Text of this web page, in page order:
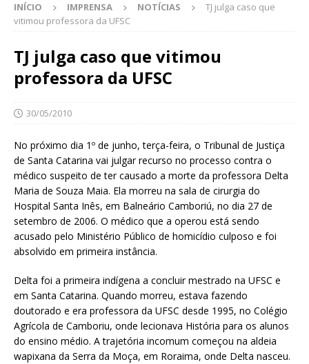
INÍCIO IMPRENSA NOTÍCIAS
TJ julga caso que
vitimou professora da UFSC
TJ julga caso que vitimou
professora da UFSC
30/05/2010
No próximo dia 1º de junho, terça-feira, o Tribunal de Justiça
de Santa Catarina vai julgar recurso no processo contra o
médico suspeito de ter causado a morte da professora Delta
Maria de Souza Maia. Ela morreu na sala de cirurgia do
Hospital Santa Inês, em Balneário Camboriú, no dia 27 de
setembro de 2006. O médico que a operou está sendo
acusado pelo Ministério Público de homicídio culposo e foi
absolvido em primeira instância.
Delta foi a primeira indígena a concluir mestrado na UFSC e
em Santa Catarina. Quando morreu, estava fazendo
doutorado e era professora da UFSC desde 1995, no Colégio
Agrícola de Camboriu, onde lecionava História para os alunos
do ensino médio. A trajetória incomum começou na aldeia
wapixana da Serra da Moça, em Roraima, onde Delta nasceu.